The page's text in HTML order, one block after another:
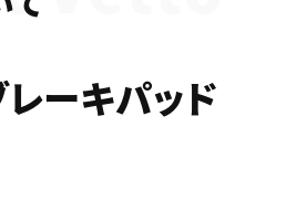
ーキパッド